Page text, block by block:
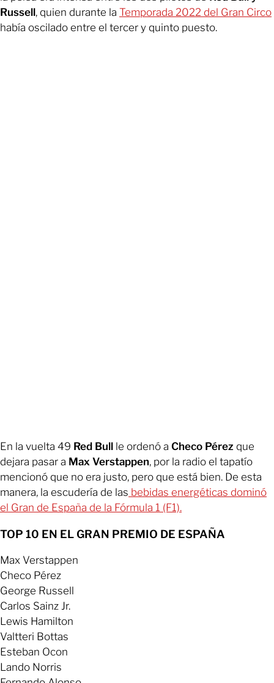
Russell, quien durante la Temporada 2022 del Gran Circo
había oscilado entre el tercer y quinto puesto.
En la vuelta 49 Red Bull le ordenó a Checo Pérez que
dejara pasar a Max Verstappen, por la radio el tapatío
mencionó que no era justo, pero que está bien. De esta
manera, la escudería de las bebidas energéticas dominó
el Gran de España de la Fórmula 1 (F1).
TOP 10 EN EL GRAN PREMIO DE ESPAÑA
Max Verstappen
Checo Pérez
George Russell
Carlos Sainz Jr.
Lewis Hamilton
Valtteri Bottas
Esteban Ocon
Lando Norris